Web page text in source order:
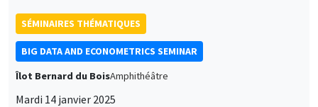
SÉMINAIRES THÉMATIQUES
BIG DATA AND ECONOMETRICS SEMINAR
Îlot Bernard du BoisAmphithéâtre
Mardi 14 janvier 2025